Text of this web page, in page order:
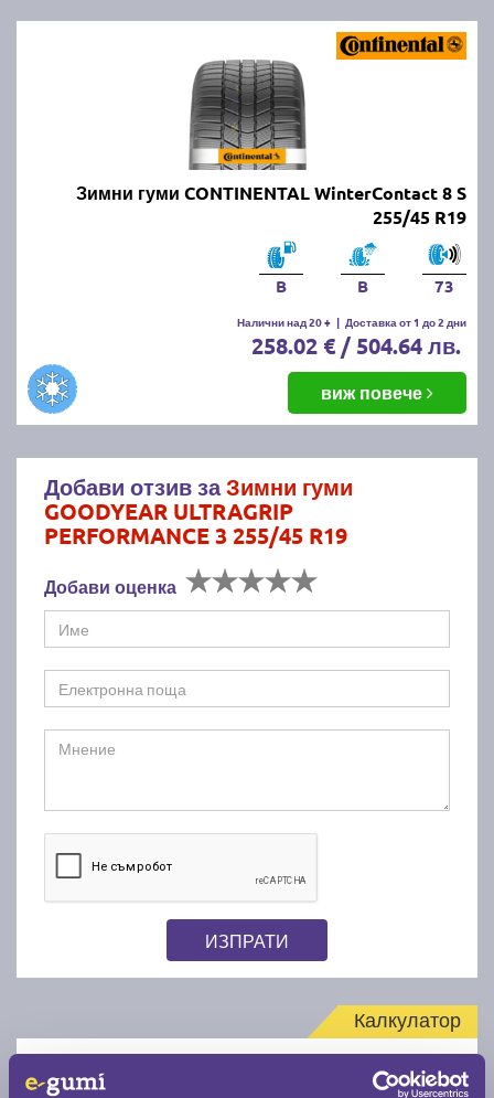
Зимни гуми CONTINENTAL WinterContact 8 S
255/45 R19
B B 73
Налични над 20 + | Доставка от 1 до 2 дни
258.02 € / 504.64 лв.
виж повече
Добави отзив заЗимни гуми
GOODYEAR ULTRAGRIP
PERFORMANCE 3 255/45 R19
Добави оценка
ИЗПРАТИ
Калкулатор